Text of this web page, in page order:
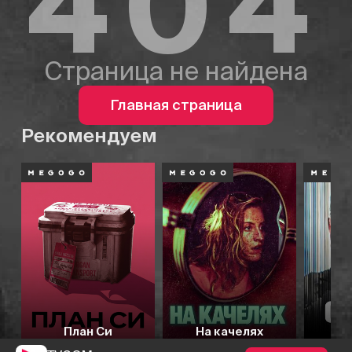
Страница не найдена
Главная страница
Рекомендуем
План Си На качелях